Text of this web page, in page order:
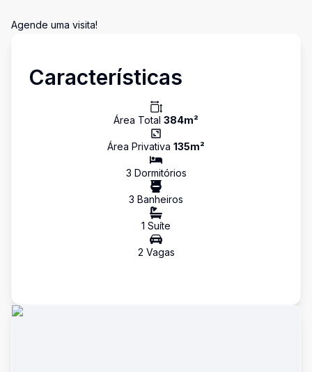
Agende uma visita!
Características
Área Total 384m²
Área Privativa 135m²
3 Dormitórios
3 Banheiros
1 Suíte
2 Vagas